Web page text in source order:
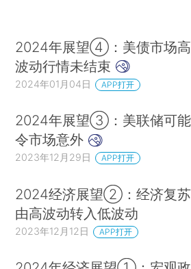
2024年展望④：美债市场高
波动行情未结束
2024年01月04日 APP打开
2024年展望③：美联储可能
令市场意外
2023年12月29日 APP打开
2024经济展望②：经济复苏
由高波动转入低波动
2023年12月12日 APP打开